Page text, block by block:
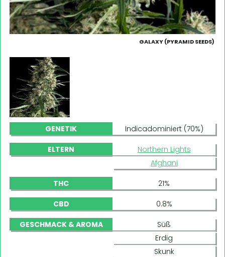
GALAXY (PYRAMID SEEDS)
GENETIK Indicadominiert (70%)
ELTERN
Northern Lights
Afghani
THC 21%
CBD 0.8%
GESCHMACK & AROMA
Süß
Erdig
Skunk